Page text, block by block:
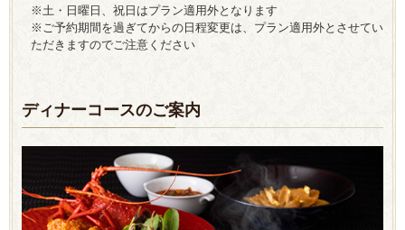
※土・日曜日、祝日はプラン適用外となります
※ご予約期間を過ぎてからの日程変更は、プラン適用外とさせてい
ただきますのでご注意ください
ディナーコースのご案内